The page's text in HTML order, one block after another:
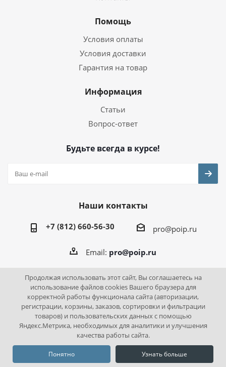
Помощь
Условия оплаты
Условия доставки
Гарантия на товар
Информация
Статьи
Вопрос-ответ
Будьте всегда в курсе!
Наши контакты
+7 (812) 660-56-30 pro@poip.ru
Email: pro@poip.ru
2026 © ПО "Инновационная промышленность"
Продолжая использовать этот сайт, Вы соглашаетесь на
использование файлов cookies Вашего браузера для
корректной работы функционала сайта (авторизации,
регистрации, корзины, заказов, сортировки и фильтрации
товаров) и пользовательских данных с помощью
Яндекс.Метрика, необходимых для аналитики и улучшения
качества работы сайта.
Понятно Узнать больше